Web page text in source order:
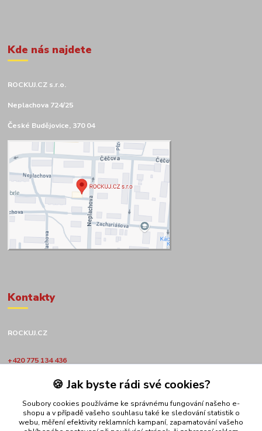
Kde nás najdete
ROCKUJ.CZ s.r.o.
Neplachova 724/25
České Budějovice, 370 04
Kontakty
ROCKUJ.CZ
+420 775 134 436
obchod@rockuj.cz🍪 Jak byste rádi své cookies?
Soubory cookies používáme ke správnému fungování našeho e-
shopu a v případě vašeho souhlasu také ke sledování statistik o
webu, měření efektivity reklamních kampaní, zapamatování vašeho